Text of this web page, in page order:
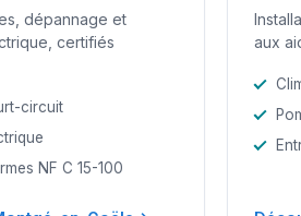
dépannage et
certifiés
circuit
NF C 15-100
aux